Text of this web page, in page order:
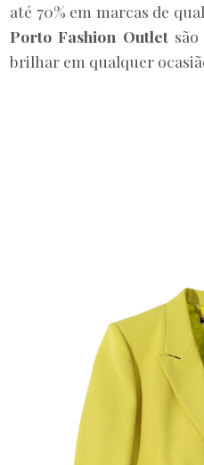
até 70% em marcas de
Porto Fashion Outletsão
brilhar em qualquer